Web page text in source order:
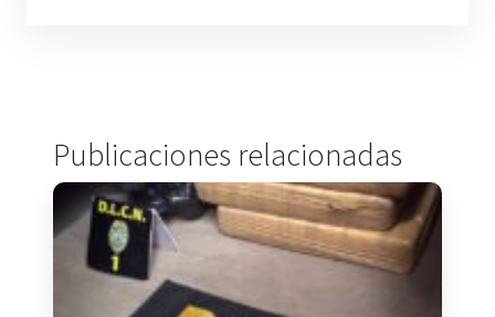
Publicaciones relacionadas